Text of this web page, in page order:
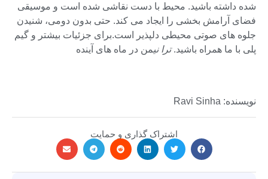
شده داشته باشید. محیط با دست نقاشی شده است و موسیقی
فضای آرامش بخشی را ایجاد می کند. حتی بدون دومی، شنیدن
جلوه های صوتی محیطی دلپذیر است.برای جزئیات بیشتر و گیم
پلی با ما همراه باشید.ترا نیمن در ماه های آینده
نویسنده: Ravi Sinha
اشتراک گذاری و حمایت